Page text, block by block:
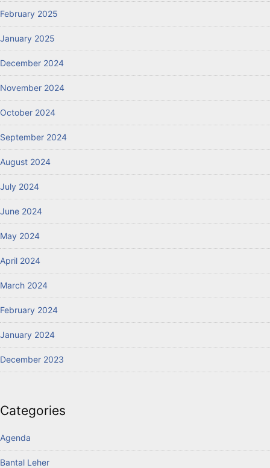
February 2025
January 2025
December 2024
November 2024
October 2024
September 2024
August 2024
July 2024
June 2024
May 2024
April 2024
March 2024
February 2024
January 2024
December 2023
Categories
Agenda
Bantal Leher